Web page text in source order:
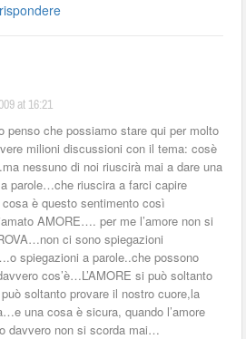
at 16:21
penso che possiamo stare qui per molto
milioni discussioni con il tema: cosè
nessuno di noi riuscirà mai a dare una
parole…che riuscira a farci capire
è questo sentimento così
AMORE…. per me l’amore non si
ci sono spiegazioni
spiegazioni a parole..che possono
cos’è…L’AMORE si può soltanto
soltanto provare il nostro cuore,la
una cosa è sicura, quando l’amore
davvero non si scorda mai…